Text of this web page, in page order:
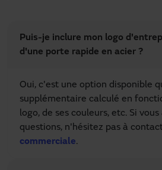
Puis-je inclure mon logo
d'une porte rapide en acier ?
Oui, c'est une option disponible
supplémentaire calculé en
logo, de ses couleurs, etc. Si
questions, n'hésitez pas à
commerciale.